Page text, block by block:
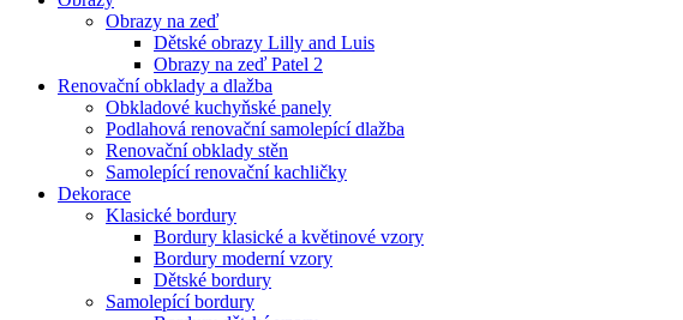
Obrazy na zeď
Dětské obrazy Lilly and Luis
Obrazy na zeď Patel 2
Renovační obklady a dlažba
Obkladové kuchyňské panely
Podlahová renovační samolepící dlažba
Renovační obklady stěn
Samolepící renovační kachličky
Dekorace
Klasické bordury
Bordury klasické a květinové vzory
Bordury moderní vzory
Dětské bordury
Samolepící bordury